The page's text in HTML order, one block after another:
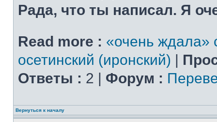
Рада, что ты написал. Я
Read more : «очень ждала»
осетинский (иронский) |
Ответы : 2 | Форум :
Вернуться к началу